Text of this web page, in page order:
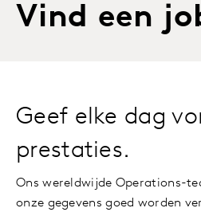
Vind een
Geef elke dag
prestaties.
Ons wereldwijde Operations-
onze gegevens goed worden